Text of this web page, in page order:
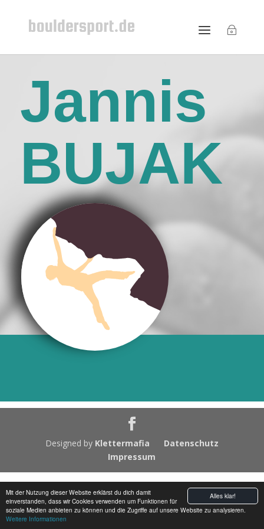
Alles klar!
Mit der Nutzung dieser Website erklärst du dich damit
einverstanden, dass wir Cookies verwenden um Funktionen für
soziale Medien anbieten zu können und die Zugriffe auf unsere Website zu analysieren.
Weitere Informationen
Jannis
BUJAK
Designed by Klettermafia
Datenschutz
Impressum